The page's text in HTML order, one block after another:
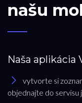
našu
Naša aplikácia
vytvorte si
objednajte do